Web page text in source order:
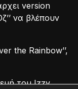
version
να βλέπουν
the Rainbow’’,
του Izzy